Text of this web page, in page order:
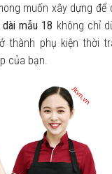
muốn xây dựng
mẫu 18 không chỉ
thành phụ kiện thời
của bạn.